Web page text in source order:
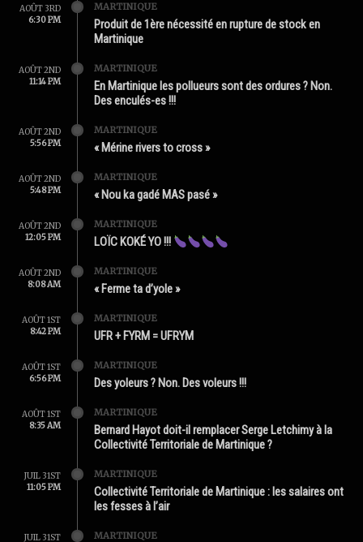
AOÛT 3RD
6:30 PM
MARTINIQUE
Produit de 1ère nécessité en rupture de stock en
Martinique
AOÛT 2ND
11:14 PM
MARTINIQUE
En Martinique les pollueurs sont des ordures ? Non.
Des enculés-es !!!
AOÛT 2ND
5:56 PM
MARTINIQUE
« Mérine rivers to cross »
AOÛT 2ND
5:48 PM
MARTINIQUE
« Nou ka gadé MAS pasé »
AOÛT 2ND
12:05 PM
MARTINIQUE
LOÏC KOKÉ YO !!!
AOÛT 2ND
8:08 AM
MARTINIQUE
« Ferme ta d’yole »
AOÛT 1ST
8:42 PM
MARTINIQUE
UFR + FYRM = UFRYM
AOÛT 1ST
6:56 PM
MARTINIQUE
Des yoleurs ? Non. Des voleurs !!!
AOÛT 1ST
8:35 AM
MARTINIQUE
Bernard Hayot doit-il remplacer Serge Letchimy à la
Collectivité Territoriale de Martinique ?
JUIL 31ST
11:05 PM
MARTINIQUE
Collectivité Territoriale de Martinique : les salaires ont
les fesses à l’air
JUIL 31ST MARTINIQUE